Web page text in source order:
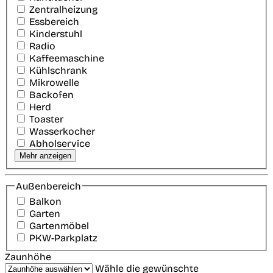
Zentralheizung
Essbereich
Kinderstuhl
Radio
Kaffeemaschine
Kühlschrank
Mikrowelle
Backofen
Herd
Toaster
Wasserkocher
Abholservice
Mehr anzeigen
Außenbereich
Balkon
Garten
Gartenmöbel
PKW-Parkplatz
Zaunhöhe
Wähle die gewünschte